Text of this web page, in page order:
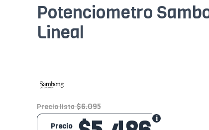
Potenciometro
Lineal
Precio lista $6.095
Precio